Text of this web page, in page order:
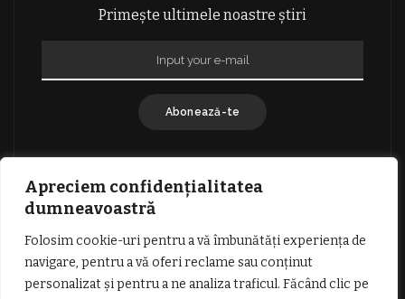
Apreciem confidențialitatea
dumneavoastră
Folosim cookie-uri pentru a vă îmbunătăți experiența de
navigare, pentru a vă oferi reclame sau conținut
personalizat și pentru a ne analiza traficul. Făcând clic pe
Primește ultimele noastre știri
Abonează-te
TERMENI SI CONDITII DE UTILIZARE
INFORMATII DESPRE COOKIES
DESPRE NOI